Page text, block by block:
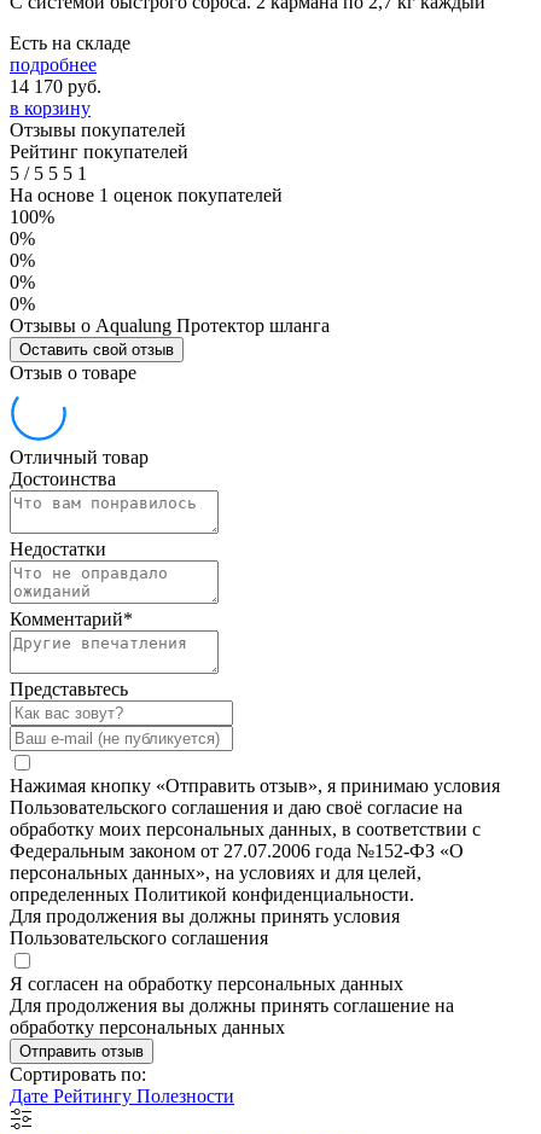
Есть на складе
подробнее
14 170 руб.
в корзину
Отзывы покупателей
Рейтинг покупателей
5 /5 5 5 1
На основе 1 оценок покупателей
100%
0%
0%
0%
0%
Отзывы о Aqualung Протектор шланга
Оставить свой отзыв
Отзыв о товаре
Отличный товар
Достоинства
Недостатки
Комментарий*
Представьтесь
Нажимая кнопку «Отправить отзыв», я принимаю условия
Пользовательского соглашения и даю своё согласие на
обработку моих персональных данных, в соответствии с
Федеральным законом от 27.07.2006 года №152-ФЗ «О
персональных данных», на условиях и для целей,
определенных Политикой конфиденциальности.
Для продолжения вы должны принять условия
Пользовательского соглашения
Я согласен на обработку персональных данных
Для продолжения вы должны принять соглашение на
обработку персональных данных
Отправить отзыв
Сортировать по:
Дате Рейтингу Полезности